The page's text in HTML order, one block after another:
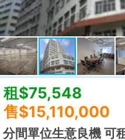
標準2100呎村屋
元朗 標準2100呎村屋 4房4套
建築 2100呎@$17
實用 --
置頂